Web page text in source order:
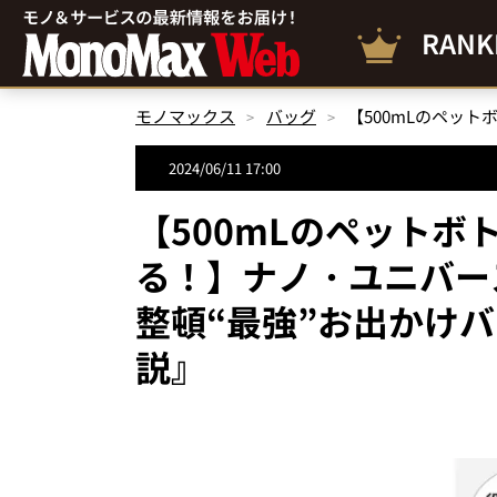
モノマックス バッグ
2024/06/11 17:00
【500mLのペットボ
る！】ナノ・ユニバ
整頓“最強”お出かけ
説』